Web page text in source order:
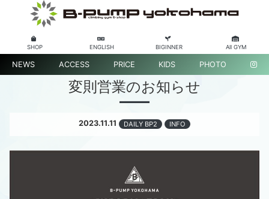
SHOP ENGLISH BIGINNER All GYM
NEWS ACCESS PRICE KIDS PHOTO
変則営業のお知らせ
2023.11.11 DAILY BP2 INFO